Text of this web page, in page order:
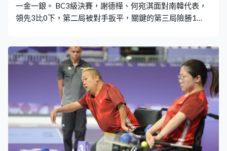
一金一銀。 BC3級決賽，謝德樺、何宛淇面對南韓代表，
領先3比0下，第二局被對手扳平，關鍵的第三局險勝1